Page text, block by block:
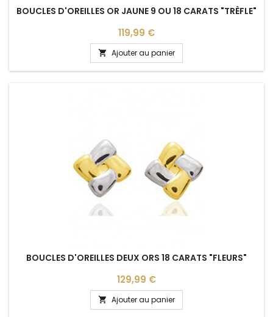
BOUCLES D'OREILLES OR JAUNE 9 OU 18 CARATS "TRÈFLE"
Prix
119,99 €
 Ajouter au panier
BOUCLES D'OREILLES DEUX ORS 18 CARATS "FLEURS"
Prix
129,99 €
 Ajouter au panier